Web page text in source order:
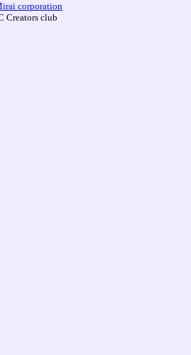
corporation
Creators club